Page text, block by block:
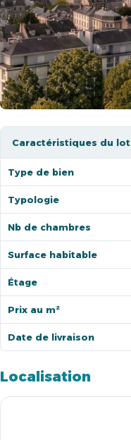
Caractéristiques du lot
Type de bien
Typologie
Nb de chambres
Surface habitable
Étage
Prix au m²
Date de livraison
Localisation